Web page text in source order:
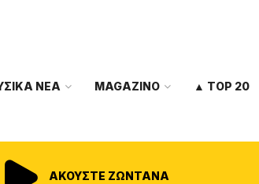
ΝΕΑ MAGAZINO ▲ TOP 20
ΑΚΟΥΣΤΕ ΖΩΝΤΑΝΑ